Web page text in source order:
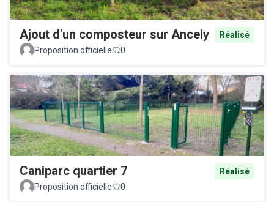
Ajout d'un composteur sur Ancely
Réalisé
Proposition officielle
0
Caniparc quartier 7
Réalisé
Proposition officielle
0